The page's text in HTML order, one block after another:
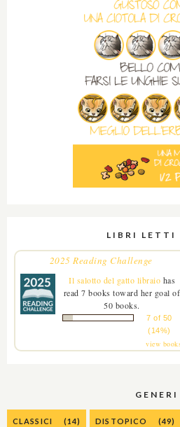
LIBRI LETTI
2025 Reading Challenge
Il salotto del gatto libraio has
read 7 books toward her goal of
50 books.
7 of 50
(14%)
view
GENERI
CLASSICI (14) DISTOPICO (49)